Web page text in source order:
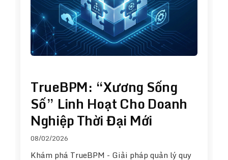
TrueBPM: “Xương Sống
Số” Linh Hoạt Cho Doanh
Nghiệp Thời Đại Mới
08/02/2026
Khám phá TrueBPM - Giải pháp quản lý quy